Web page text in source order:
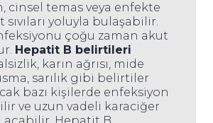
cinsel temas veya enfekte
yoluyla bulaşabilir.
çoğu zaman akut
Hepatit B belirtileri
karın ağrısı, mide
sarılık gibi belirtiler
bazı kişilerde enfeksiyon
ve uzun vadeli karaciğer